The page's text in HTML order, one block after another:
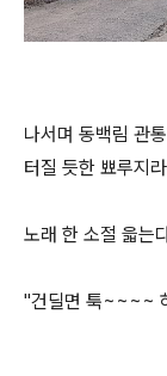
나서며 동백림 관
터질 듯한 뾰루지
노래 한 소절 읇는
"건딜면 툭~~~~